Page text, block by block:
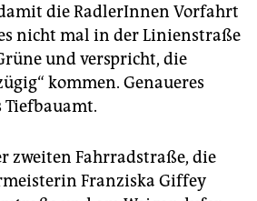
die RadlerInnen Vorfahrt
nicht mal in der Linienstraße
und verspricht, die
kommen. Genaueres
Tiefbauamt.
zweiten Fahrradstraße, die
Franziska Giffey